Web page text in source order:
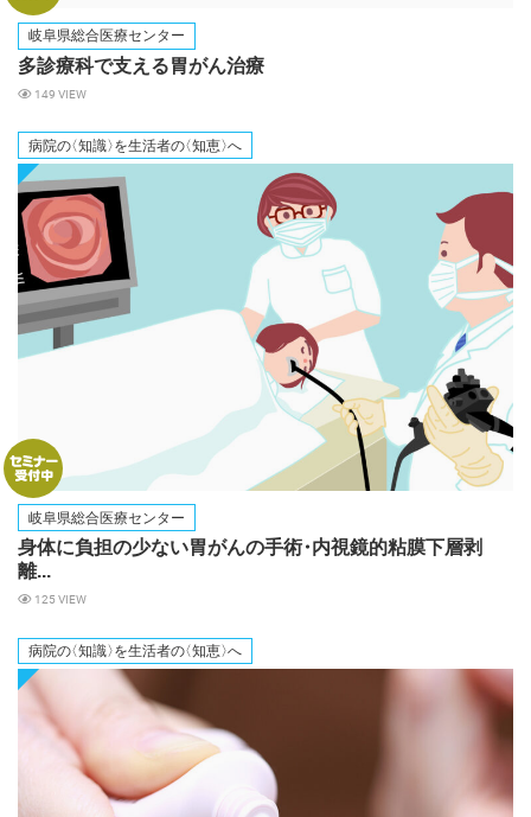
岐阜県総合医療センター
多診療科で支える胃がん治療
149 VIEW
病院の〈知識〉を生活者の〈知恵〉へ
岐阜県総合医療センター
身体に負担の少ない胃がんの手術・内視鏡的粘膜下層剥
離...
125 VIEW
病院の〈知識〉を生活者の〈知恵〉へ